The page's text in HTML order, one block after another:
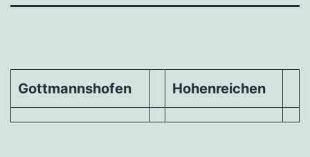
Gottmannshofen Hohenreichen